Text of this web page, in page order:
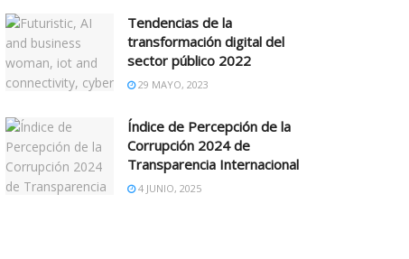
Tendencias de la
transformación digital del
sector público 2022
29 MAYO, 2023
Índice de Percepción de la
Corrupción 2024 de
Transparencia Internacional
4 JUNIO, 2025